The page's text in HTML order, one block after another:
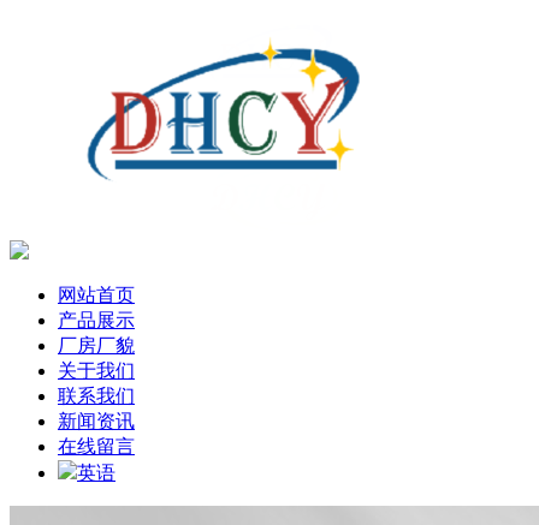
网站首页
产品展示
厂房厂貌
关于我们
联系我们
新闻资讯
在线留言
英语